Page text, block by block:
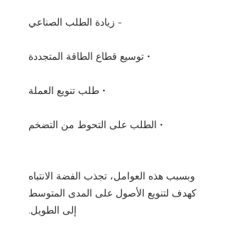
- زيادة الطلب الصناعي
• توسيع قطاع الطاقة المتجددة
• طلب تنويع العملة
• الطلب على التحوط من التضخم
وبسبب هذه العوامل، تجذب الفضة الانتباه
كهدف لتنويع الأصول على المدى المتوسط
إلى الطويل.